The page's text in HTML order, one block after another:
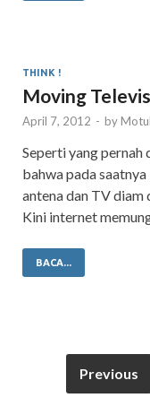
THINK !
Moving
April 7, 2012 - by
Seperti yang
bahwa pada
antena dan TV
Kini internet
BACA...
Previous